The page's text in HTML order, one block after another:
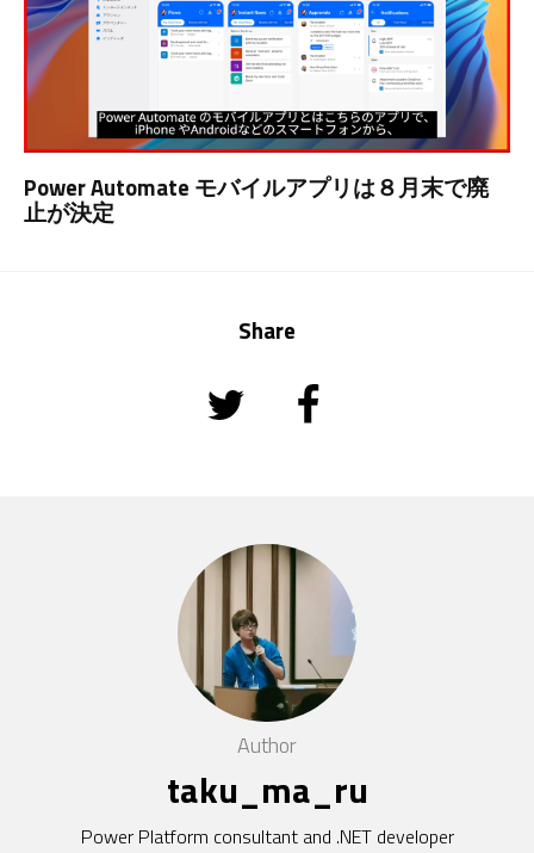
Power Automate モバイルアプリは８月末で廃
止が決定
Share
Author
taku_ma_ru
Power Platform consultant and .NET developer